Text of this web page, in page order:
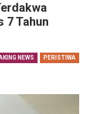
7 Tahun
NEWS PERISTIWA